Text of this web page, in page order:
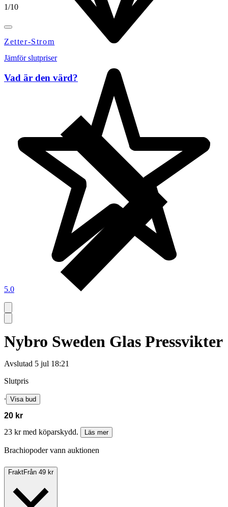
1/10
Zetter-Strom
5.0
Nybro Sweden Glas Pressvikter
Avslutad 5 jul 18:21
Slutpris
∙ Visa bud
20 kr
23 kr med köparskydd.
Läs mer
Brachiopoder vann auktionen
FraktFrån 49 kr
Jämför slutpriser
Vad är den värd?